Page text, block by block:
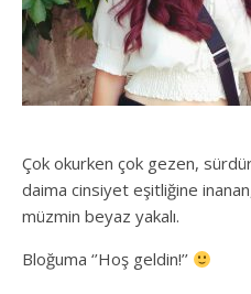
Çok okurken çok gezen,
daima cinsiyet eşitliğine
müzmin beyaz yakalı.
Bloğuma ‘’Hoş geldin!’’